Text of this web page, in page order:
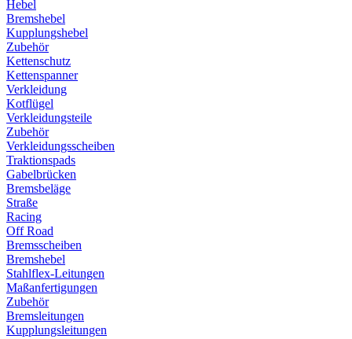
Hebel
Bremshebel
Kupplungshebel
Zubehör
Kettenschutz
Kettenspanner
Verkleidung
Kotflügel
Verkleidungsteile
Zubehör
Verkleidungsscheiben
Traktionspads
Gabelbrücken
Bremsbeläge
Straße
Racing
Off Road
Bremsscheiben
Bremshebel
Stahlflex-Leitungen
Maßanfertigungen
Zubehör
Bremsleitungen
Kupplungsleitungen